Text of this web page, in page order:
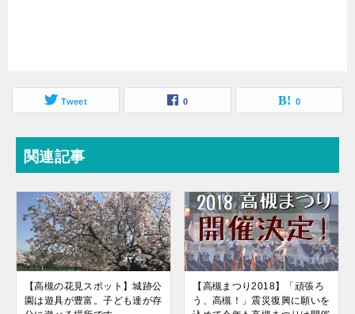
Tweet 0 0
関連記事
【高槻の花見スポット】城跡公
園は遊具が豊富。子ども達が存
【高槻まつり2018】「頑張ろ
う、高槻！」震災復興に願いを